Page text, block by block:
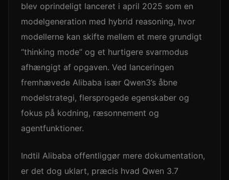
blev oprindeligt lanceret i april 2025 som en
modelgeneration med hybrid reasoning, hvor
modellerne kan skifte mellem et mere grundigt
“thinking mode” og et hurtigere svarmodus
afhængigt af opgaven. Ved lanceringen
fremhævede Alibaba især Qwen3’s åbne
modelstrategi, flersprogede egenskaber og
fokus på kodning, ræsonnement og
agentfunktioner.
Indtil Alibaba offentliggør mere dokumentation,
er det dog uklart, præcis hvad Qwen 3.7